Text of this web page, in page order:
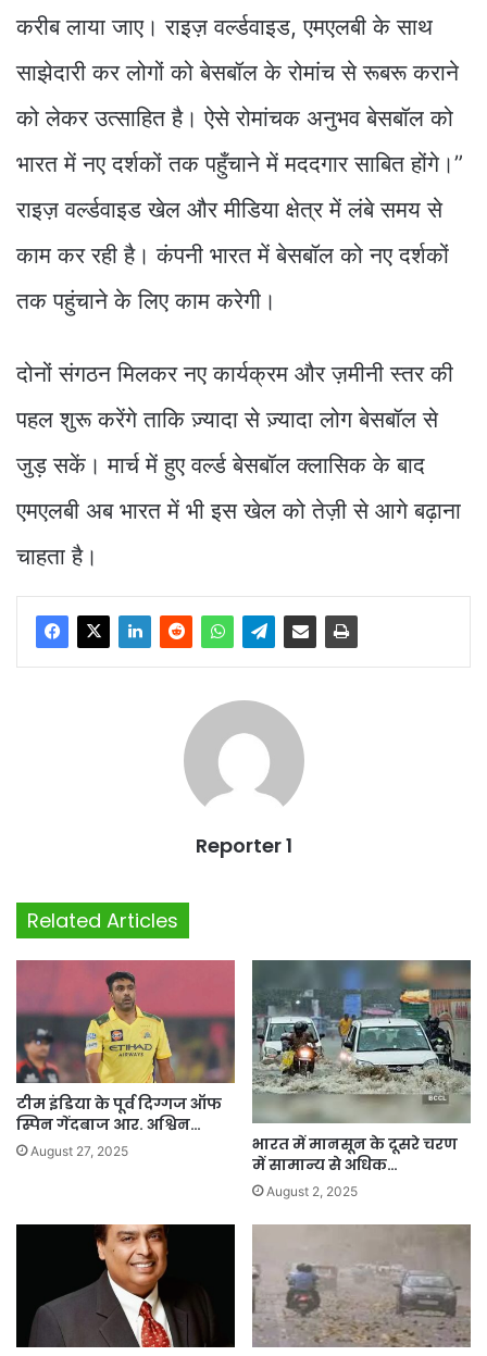
करीब लाया जाए। राइज़ वर्ल्डवाइड, एमएलबी के साथ
साझेदारी कर लोगों को बेसबॉल के रोमांच से रूबरू कराने
को लेकर उत्साहित है। ऐसे रोमांचक अनुभव बेसबॉल को
भारत में नए दर्शकों तक पहुँचाने में मददगार साबित होंगे।”
राइज़ वर्ल्डवाइड खेल और मीडिया क्षेत्र में लंबे समय से
काम कर रही है। कंपनी भारत में बेसबॉल को नए दर्शकों
तक पहुंचाने के लिए काम करेगी।
दोनों संगठन मिलकर नए कार्यक्रम और ज़मीनी स्तर की
पहल शुरू करेंगे ताकि ज़्यादा से ज़्यादा लोग बेसबॉल से
जुड़ सकें। मार्च में हुए वर्ल्ड बेसबॉल क्लासिक के बाद
एमएलबी अब भारत में भी इस खेल को तेज़ी से आगे बढ़ाना
चाहता है।
Reporter 1
Related Articles
टीम इंडिया के पूर्व दिग्गज ऑफ
स्पिन गेंदबाज आर. अश्विन…
August 27, 2025
भारत में मानसून के दूसरे चरण
में सामान्य से अधिक…
August 2, 2025